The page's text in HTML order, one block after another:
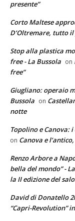
presente”
Corto Maltese
D’Oltremare, tutto il
Stop alla plastica
free - La Bussola on
free”
Giugliano: operaio
Bussola on
notte
Topolino e Canova:
on Canova e
Renzo Arbore a
bella del mondo” -
la II edizione del
David di Donatello
“Capri-Revolution”